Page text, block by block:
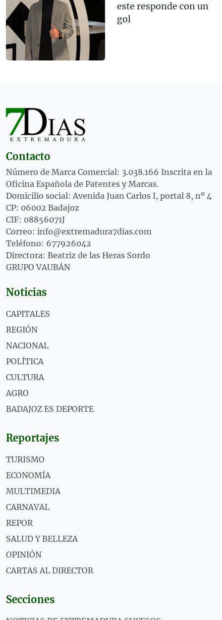
este responde con un
gol
Contacto
Número de Marca Comercial: 3.038.166 Inscrita en la
Oficina Española de Patentes y Marcas.
Domicilio social: Avenida Juan Carlos I, portal 8, nº 4
CP: 06002 Badajoz
CIF: 08856071J
Correo: info@extremadura7dias.com
Teléfono: 677926042
Directora: Beatriz de las Heras Sordo
GRUPO VAUBÁN
Noticias
CAPITALES
REGIÓN
NACIONAL
POLÍTICA
CULTURA
AGRO
BADAJOZ ES DEPORTE
Reportajes
TURISMO
ECONOMÍA
MULTIMEDIA
CARNAVAL
REPOR
SALUD Y BELLEZA
OPINIÓN
CARTAS AL DIRECTOR
Secciones